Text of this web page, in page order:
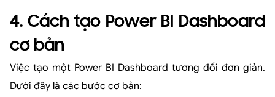
4. Cách tạo Power BI Dashboard
cơ bản
Việc tạo một Power BI Dashboard tương đối đơn giản.
Dưới đây là các bước cơ bản: